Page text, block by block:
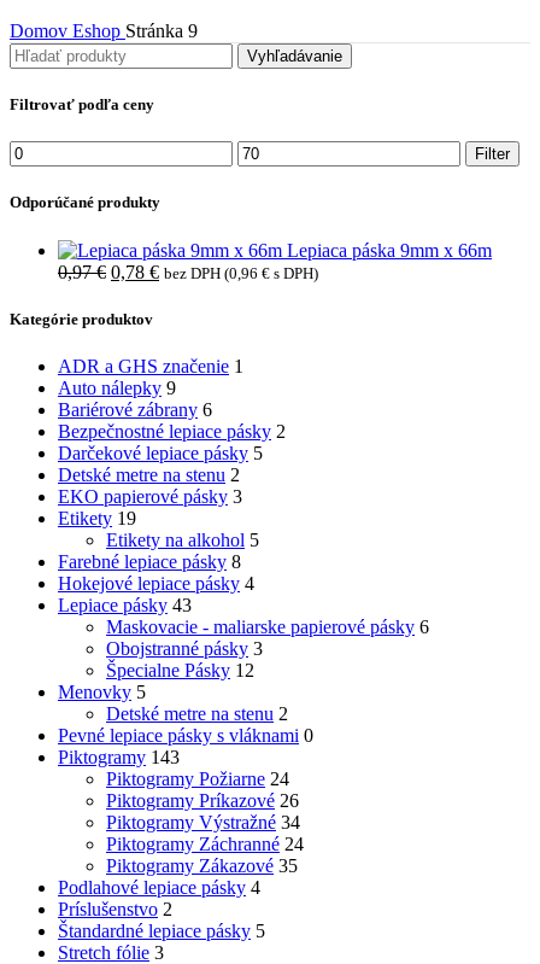
Domov Eshop Stránka 9
Vyhľadávanie
Filtrovať podľa ceny
Minimálna
cena
Maximálna
cena
Filter
Odporúčané produkty
Lepiaca páska 9mm x 66m
0,97€ Pôvodná
bola:
0,78 €Aktuálna
bez DPH (0,96 € s DPH)
Kategórie produktov
ADR a GHS značenie 1
Auto nálepky 9
Bariérové zábrany 6
Bezpečnostné lepiace pásky 2
Darčekové lepiace pásky 5
Detské metre na stenu 2
EKO papierové pásky 3
Etikety 19
Etikety na alkohol 5
Farebné lepiace pásky 8
Hokejové lepiace pásky 4
Lepiace pásky 43
Maskovacie - maliarske papierové pásky 6
Obojstranné pásky 3
Špecialne Pásky 12
Menovky 5
Detské metre na stenu 2
Pevné lepiace pásky s vláknami 0
Piktogramy 143
Piktogramy Požiarne 24
Piktogramy Príkazové 26
Piktogramy Výstražné 34
Piktogramy Záchranné 24
Piktogramy Zákazové 35
Podlahové lepiace pásky 4
Príslušenstvo 2
Štandardné lepiace pásky 5
Stretch fólie 3